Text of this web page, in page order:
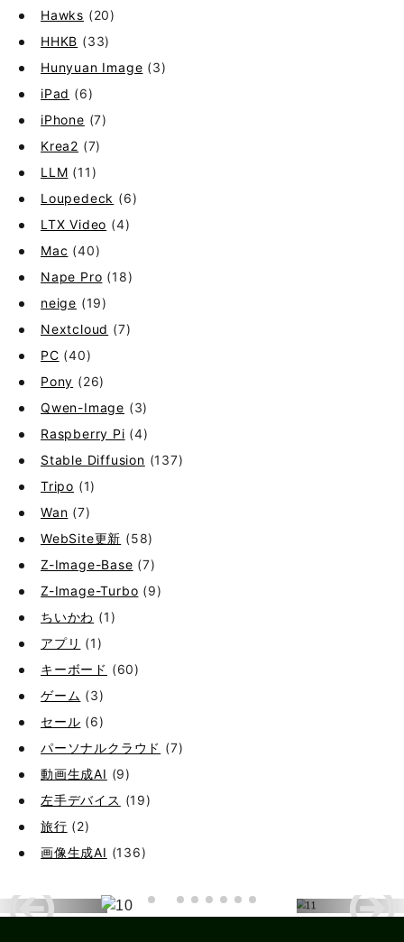
Hawks (20)
HHKB (33)
Hunyuan Image (3)
iPad (6)
iPhone (7)
Krea2 (7)
LLM (11)
Loupedeck (6)
LTX Video (4)
Mac (40)
Nape Pro (18)
neige (19)
Nextcloud (7)
PC (40)
Pony (26)
Qwen-Image (3)
Raspberry Pi (4)
Stable Diffusion (137)
Tripo (1)
Wan (7)
WebSite更新 (58)
Z-Image-Base (7)
Z-Image-Turbo (9)
ちいかわ (1)
アプリ (1)
キーボード (60)
ゲーム (3)
セール (6)
パーソナルクラウド (7)
動画生成AI (9)
左手デバイス (19)
旅行 (2)
画像生成AI (136)